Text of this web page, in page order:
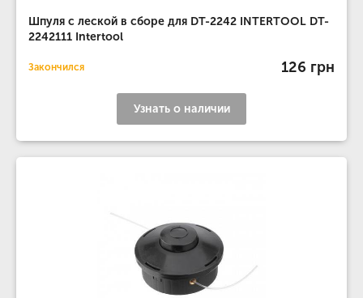
Шпуля с леской в сборе для DT-2242 INTERTOOL DT-
2242111 Intertool
Закончился 126 грн
Узнать о наличии